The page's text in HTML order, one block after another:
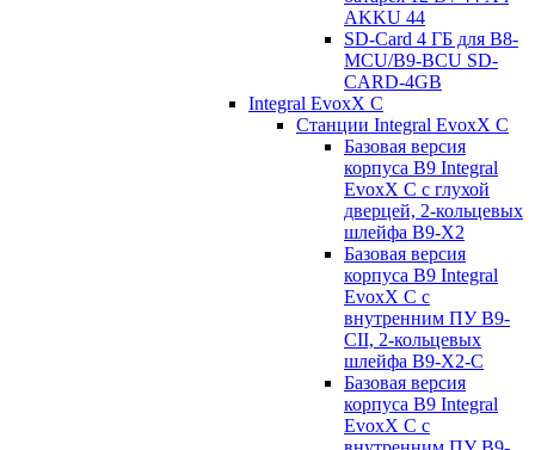
AKKU 44
SD-Card 4 ГБ для B8-
MCU/B9-BCU SD-
CARD-4GB
Integral EvoxX C
Станции Integral EvoxX C
Базовая версия
корпуса B9 Integral
EvoxX C с глухой
дверцей, 2-кольцевых
шлейфа B9-X2
Базовая версия
корпуса B9 Integral
EvoxX C с
внутренним ПУ B9-
CII, 2-кольцевых
шлейфа B9-X2-C
Базовая версия
корпуса B9 Integral
EvoxX C с